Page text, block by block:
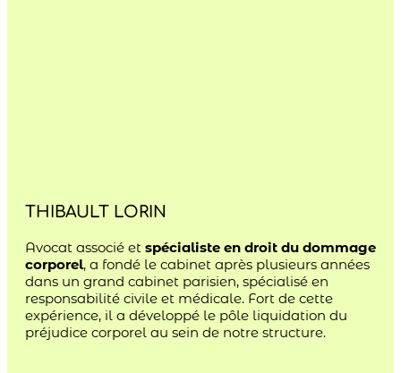
THIBAULT LORIN
Avocat associé et spécialiste en droit du dommage
corporel, a fondé le cabinet après plusieurs années
dans un grand cabinet parisien, spécialisé en
responsabilité civile et médicale. Fort de cette
expérience, il a développé le pôle liquidation du
préjudice corporel au sein de notre structure.